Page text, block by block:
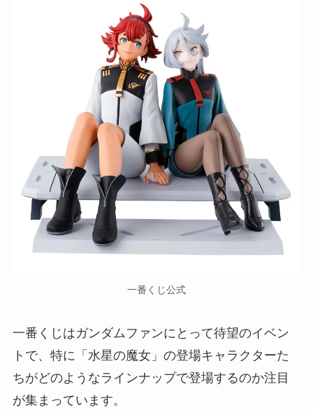
一番くじ公式
一番くじはガンダムファンにとって待望のイベン
トで、特に「水星の魔女」の登場キャラクターた
ちがどのようなラインナップで登場するのか注目
が集まっています。